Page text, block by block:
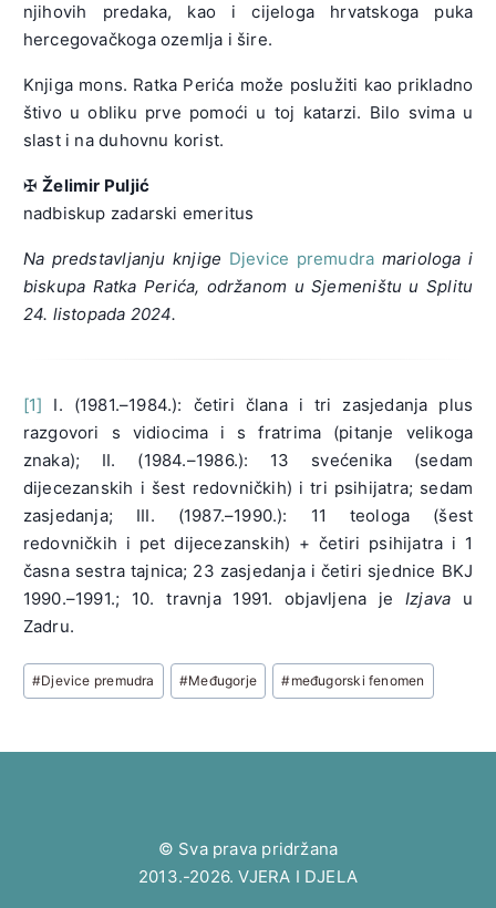
njihovih predaka, kao i cijeloga hrvatskoga puka
hercegovačkoga ozemlja i šire.
Knjiga mons. Ratka Perića može poslužiti kao prikladno
štivo u obliku prve pomoći u toj katarzi. Bilo svima u
slast i na duhovnu korist.
✠Želimir Puljić
nadbiskup zadarski emeritus
Na predstavljanju knjige Djevice premudra mariologa i
biskupa Ratka Perića, održanom u Sjemeništu u Splitu
24. listopada 2024.
[1] I. (1981.–1984.): četiri člana i tri zasjedanja plus
razgovori s vidiocima i s fratrima (pitanje velikoga
znaka); II. (1984.–1986.): 13 svećenika (sedam
dijecezanskih i šest redovničkih) i tri psihijatra; sedam
zasjedanja; III. (1987.–1990.): 11 teologa (šest
redovničkih i pet dijecezanskih) + četiri psihijatra i 1
časna sestra tajnica; 23 zasjedanja i četiri sjednice BKJ
1990.–1991.; 10. travnja 1991. objavljena jeIzjava u
Zadru.
Post
Tags:
#Djevice premudra #Međugorje #međugorski fenomen
© Sva prava pridržana
2013.-2026. VJERA I DJELA